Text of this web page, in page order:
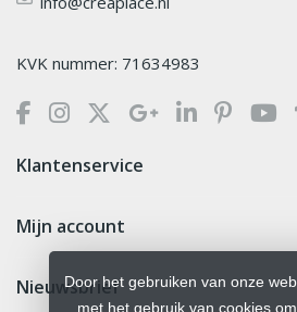
KVK nummer: 71634983
Klantenservice
Mijn account
Nieuwsbrief
Door het gebruiken van onze
met het gebruik van cookies